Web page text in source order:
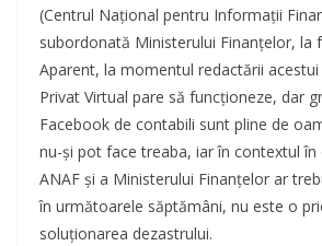
(Centrul Național pentru Informații
subordonată Ministerului Finanțelor, la
Aparent, la momentul redactării
Privat Virtual pare să funcționeze, dar
Facebook de contabili sunt pline de
nu-și pot face treaba, iar în contextul în
ANAF și a Ministerului Finanțelor ar
în următoarele săptămâni, nu este o
soluționarea dezastrului.